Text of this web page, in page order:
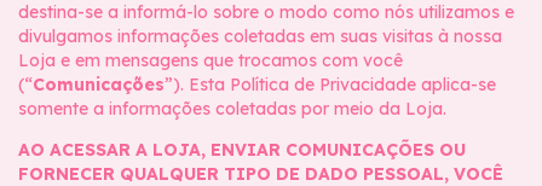
destina-se a informá-lo sobre o modo como nós utilizamos e
divulgamos informações coletadas em suas visitas à nossa
Loja e em mensagens que trocamos com você
(“Comunicações”). Esta Política de Privacidade aplica-se
somente a informações coletadas por meio da Loja.
AO ACESSAR A LOJA, ENVIAR COMUNICAÇÕES OU
FORNECER QUALQUER TIPO DE DADO PESSOAL, VOCÊ